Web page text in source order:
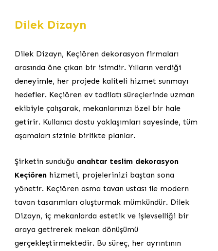
Dilek Dizayn
Dilek Dizayn, Keçiören dekorasyon firmaları
arasında öne çıkan bir isimdir. Yılların verdiği
deneyimle, her projede kaliteli hizmet sunmayı
hedefler. Keçiören ev tadilatı süreçlerinde uzman
ekibiyle çalışarak, mekanlarınızı özel bir hale
getirir. Kullanıcı dostu yaklaşımları sayesinde, tüm
aşamaları sizinle birlikte planlar.
Şirketin sunduğu anahtar teslim dekorasyon
Keçiören hizmeti, projelerinizi baştan sona
yönetir. Keçiören asma tavan ustası ile modern
tavan tasarımları oluşturmak mümkündür. Dilek
Dizayn, iç mekanlarda estetik ve işlevselliği bir
araya getirerek mekan dönüşümü
gerçekleştirmektedir. Bu süreç, her ayrıntının